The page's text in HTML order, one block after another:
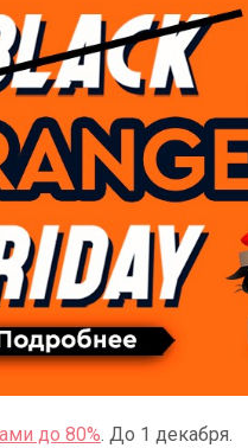
до 80%. До 1 декабря.